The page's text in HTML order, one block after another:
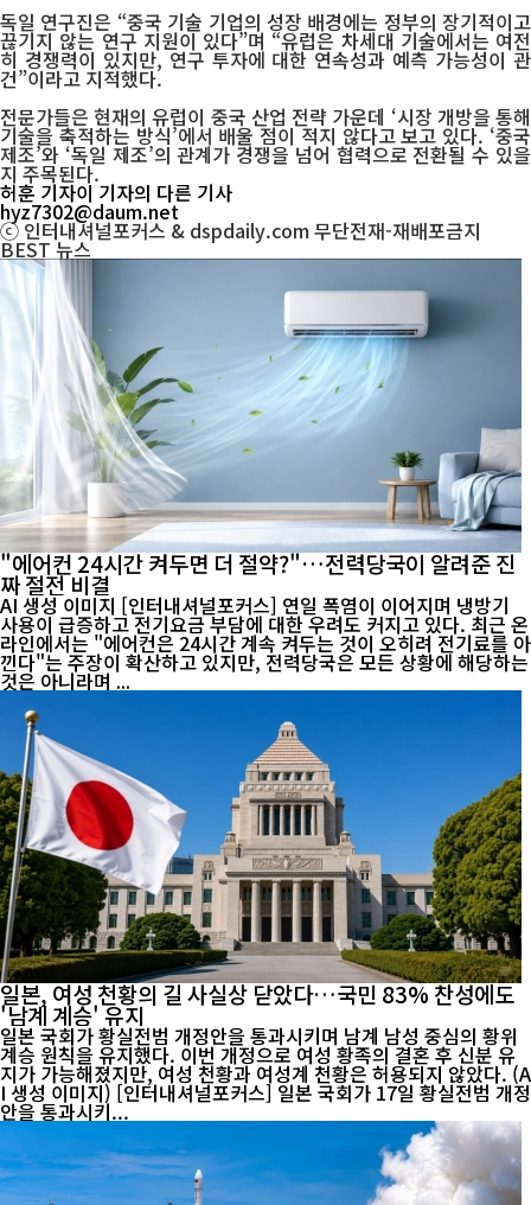
독일 연구진은 “중국 기술 기업의 성장 배경에는 정부의 장기적이고
끊기지 않는 연구 지원이 있다”며 “유럽은 차세대 기술에서는 여전
히 경쟁력이 있지만, 연구 투자에 대한 연속성과 예측 가능성이 관
건”이라고 지적했다.
전문가들은 현재의 유럽이 중국 산업 전략 가운데 ‘시장 개방을 통해
기술을 축적하는 방식’에서 배울 점이 적지 않다고 보고 있다. ‘중국
제조’와 ‘독일 제조’의 관계가 경쟁을 넘어 협력으로 전환될 수 있을
지 주목된다.
허훈 기자이 기자의 다른 기사
hyz7302@daum.net
ⓒ 인터내셔널포커스 & dspdaily.com 무단전재-재배포금지
BEST뉴스
"에어컨 24시간 켜두면 더 절약?"…전력당국이 알려준 진
짜 절전 비결
AI 생성 이미지 [인터내셔널포커스] 연일 폭염이 이어지며 냉방기
사용이 급증하고 전기요금 부담에 대한 우려도 커지고 있다. 최근 온
라인에서는 "에어컨은 24시간 계속 켜두는 것이 오히려 전기료를 아
낀다"는 주장이 확산하고 있지만, 전력당국은 모든 상황에 해당하는
것은 아니라며 ...
일본, 여성 천황의 길 사실상 닫았다…국민 83% 찬성에도
'남계 계승' 유지
일본 국회가 황실전범 개정안을 통과시키며 남계 남성 중심의 황위
계승 원칙을 유지했다. 이번 개정으로 여성 황족의 결혼 후 신분 유
지가 가능해졌지만, 여성 천황과 여성계 천황은 허용되지 않았다. (A
I 생성 이미지) [인터내셔널포커스] 일본 국회가 17일 황실전범 개정
안을 통과시키...